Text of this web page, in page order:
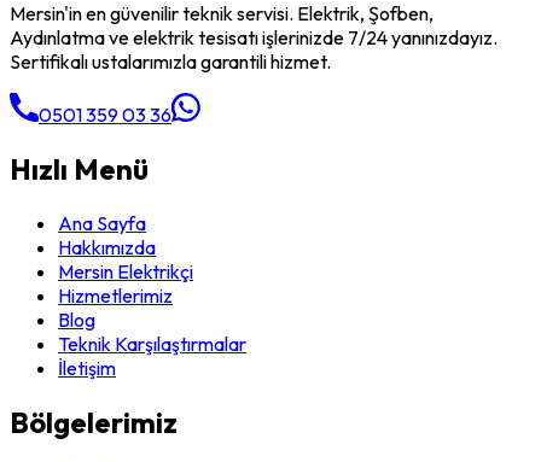
Mersin'in en güvenilir teknik servisi. Elektrik, Şofben,
Aydınlatma ve elektrik tesisatı işlerinizde 7/24 yanınızdayız.
Sertifikalı ustalarımızla garantili hizmet.
0501 359 03 36
Hızlı Menü
Ana Sayfa
Hakkımızda
Mersin Elektrikçi
Hizmetlerimiz
Blog
Teknik Karşılaştırmalar
İletişim
Bölgelerimiz